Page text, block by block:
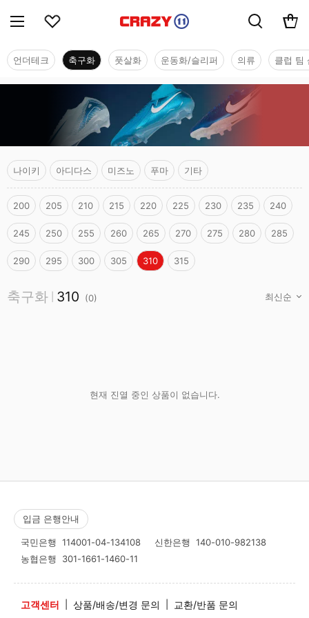
언더테크 축구화 풋살화 운동화/슬리퍼 의류 클럽 팀
나이키 아디다스 미즈노 푸마 기타
200 205 210 215 220 225 230 235 240
245 250 255 260 265 270 275 280 285
290 295 300 305 310 315
축구화 310 (0)
현재 진열 중인 상품이 없습니다.
입금 은행안내
국민은행 114001-04-134108 신한은행 140-010-982138
농협은행 301-1661-1460-11
고객센터 상품/배송/변경 문의 교환/반품 문의